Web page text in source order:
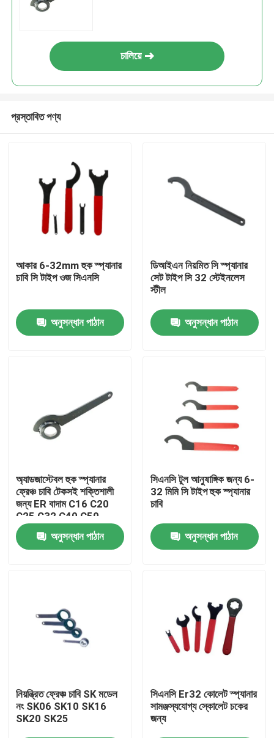
পণ্য
আমাদের সম্পর্কে
কারখানা ভ্রমণ
যোগাযোগ করুন
বিটি টুল হোল্ডার
চালিয়ে
প্রস্তাবিত পণ্য
আকার 6-32mm হুক স্প্যানার
চাবি সি টাইপ ওজ সিএনসি
অনুসন্ধান পাঠান
ডিআইএন নিয়মিত সি স্প্যানার
সেট টাইপ সি 32 স্টেইনলেস
স্টীল
অনুসন্ধান পাঠান
অ্যাডজাস্টেবল হুক স্প্যানার
ফ্রেঞ্চ চাবি টেকসই শক্তিশালী
জন্য ER বাদাম C16 C20
C25 C32 C40 C50
অনুসন্ধান পাঠান
সিএনসি টুল আনুষাঙ্গিক জন্য 6-
32 মিমি সি টাইপ হুক স্প্যানার
চাবি
অনুসন্ধান পাঠান
নিয়ন্ত্রিত ফ্রেঞ্চ চাবি SK মডেল
নং SK06 SK10 SK16
SK20 SK25
সিএনসি Er32 কোলেট স্প্যানার
সামঞ্জস্যযোগ্য স্কোলেট চকের
জন্য